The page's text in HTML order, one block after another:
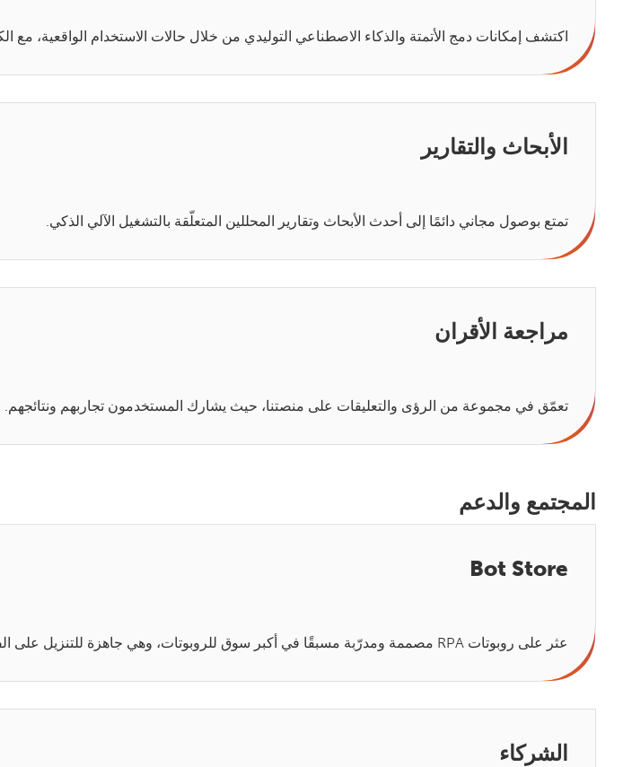
اكتشف إمكانات دمج الأتمتة والذكاء الاصطناعي التوليدي من خلال حالات الاستخدام الواقعية،
الأبحاث والتقارير
تمتع بوصول مجاني دائمًا إلى أحدث الأبحاث وتقارير المحللين المتعلّقة بالتشغيل الآلي الذكي.
مراجعة الأقران
تعمّق في مجموعة من الرؤى والتعليقات على منصتنا، حيث يشارك المستخدمون تجاربهم ونتائجهم.
المجتمع والدعم
Bot Store
عثر على روبوتات RPA مصممة ومدرّبة مسبقًا في أكبر سوق للروبوتات، وهي جاهزة للتنزيل على الفور لدعم نمو التشغيل الآلي الذكي وتوسّعه بسرعة.
الشركاء